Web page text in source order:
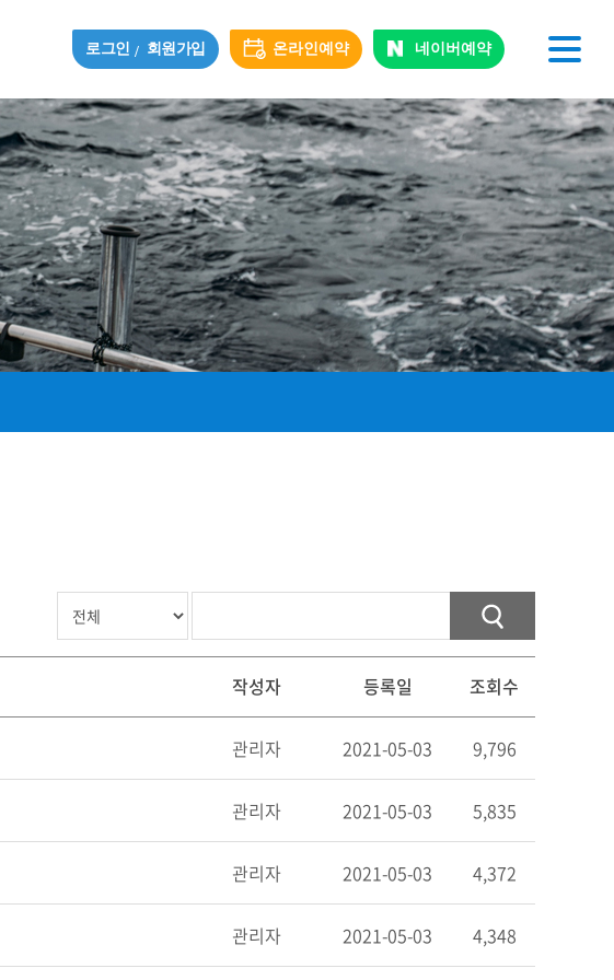
로그인 회원가입 온라인예약 네이버예약
작성자 등록일 조회수
관리자 2021-05-03 9,796
관리자 2021-05-03 5,835
관리자 2021-05-03 4,372
관리자 2021-05-03 4,348